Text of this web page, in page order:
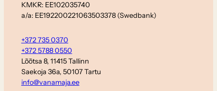
KMKR: EE102035740
a/a: EE192200221063503378 (Swedbank)
+372 735 0370
+372 5788 0550
Lõõtsa 8, 11415 Tallinn
Saekoja 36a, 50107 Tartu
info@vanamaja.ee